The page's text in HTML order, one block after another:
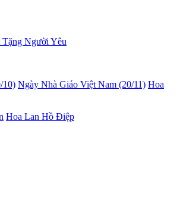
Người Yêu
10) Ngày Nhà Giáo Việt Nam (20/11) Hoa
Hoa Lan Hồ Điệp